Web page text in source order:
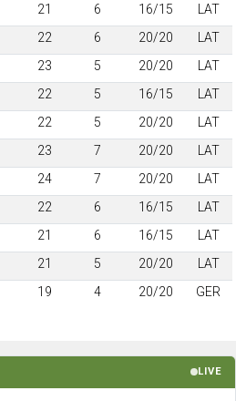
21 6 16/15
LAT
22 6 20/20
LAT
23 5 20/20
LAT
22 5 16/15
LAT
22 5 20/20
LAT
23 7 20/20
LAT
24 7 20/20
LAT
22 6 16/15
LAT
21 6 16/15 LAT
21 5 20/20
LAT
19 4 20/20 GER
LIVE